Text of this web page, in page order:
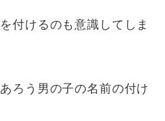
付けるのも意識してしま
ろう男の子の名前の付け